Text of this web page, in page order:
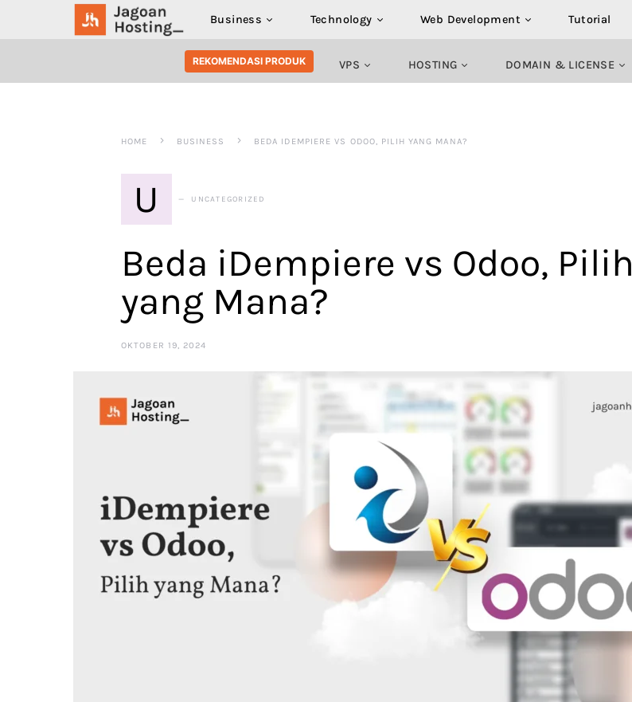
Business Technology Web Development Tutorial
SEARCH FOR:
REKOMENDASI PRODUK VPS HOSTING DOMAIN & LICENSE
HOME BUSINESS BEDA IDEMPIERE VS ODOO, PILIH YANG MANA?
U UNCATEGORIZED
Beda iDempiere vs Odoo, Pilih
yang Mana?
OKTOBER 19, 2024